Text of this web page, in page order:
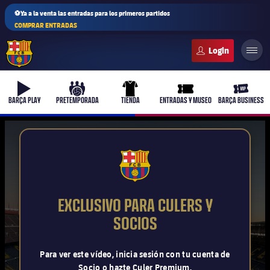
⚽Ya a la venta las entradas para los primeros partidos
COMPRAR ENTRADAS
b-play
BARÇA PLAY
culers-ball
PRETEMPORADA
uniform
TIENDA
ticket-full
ENTRADAS Y MUSEO
ticket-
BARÇA BUSINESS
Actualidad
Barça Atlètic
plusicon
más
FCB Barcelona badge
EXCLUSIVO PARA CULERS Y
SOCIOS
Para ver este vídeo, inicia sesión con tu cuenta de
Socio o hazte Culer Premium.